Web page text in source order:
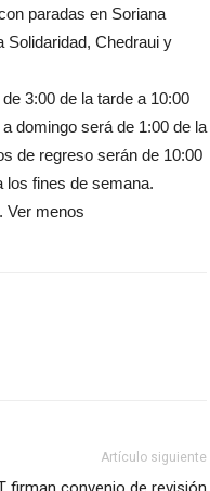
paradas en Soriana
Solidaridad, Chedraui y
3:00 de la tarde a 10:00
domingo será de 1:00 de la
de regreso serán de 10:00
los fines de semana.
Ver menos
Artículo siguiente